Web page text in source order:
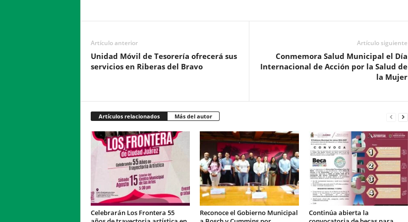
Artículo anterior
Unidad Móvil de Tesorería ofrecerá sus
servicios en Riberas del Bravo
Artículo siguiente
Conmemora Salud Municipal el Día
Internacional de Acción por la Salud de
la Mujer
Artículos relacionados Más del autor
Celebrarán Los Frontera 55
Reconoce el Gobierno Municipal
Continúa abierta la